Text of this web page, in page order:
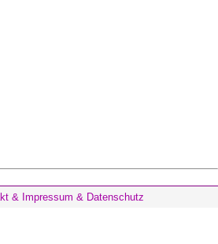
& Impressum & Datenschutz